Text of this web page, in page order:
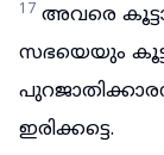
17 അവരെ
സഭയെയും
ഇരിക്കട്ടെ.